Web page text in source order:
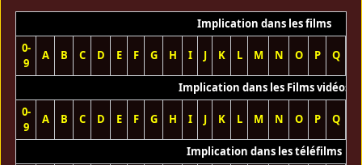
Implication dans les films
0-
9
A B C D E F G H I J K L M N O P Q
Implication dans les Films vidéos
0-
9
A B C D E F G H I J K L M N O P Q
Implication dans les téléfilms